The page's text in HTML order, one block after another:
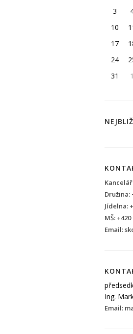
3
10
17
24
31
1
Družina:
Jídelna:
MŠ: +420
Email:
Ing.
Email: